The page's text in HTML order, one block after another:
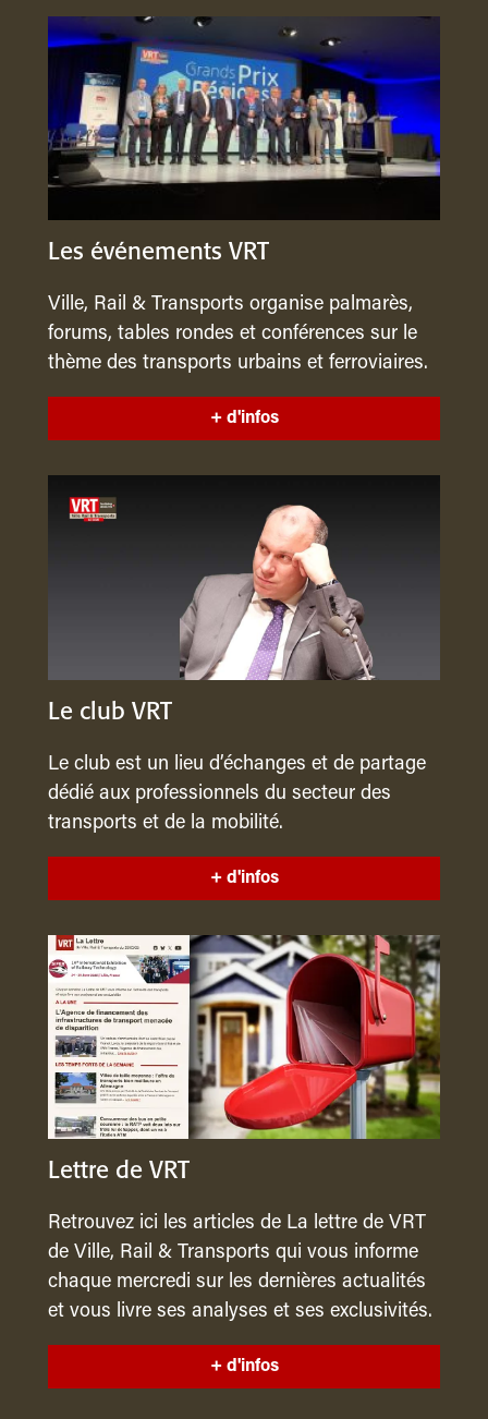
Les événements VRT
Ville, Rail & Transports organise palmarès,
forums, tables rondes et conférences sur le
thème des transports urbains et ferroviaires.
+ d'infos
Le club VRT
Le club est un lieu d’échanges et de partage
dédié aux professionnels du secteur des
transports et de la mobilité.
+ d'infos
Lettre de VRT
Retrouvez ici les articles de La lettre de VRT
de Ville, Rail & Transports qui vous informe
chaque mercredi sur les dernières actualités
et vous livre ses analyses et ses exclusivités.
+ d'infos